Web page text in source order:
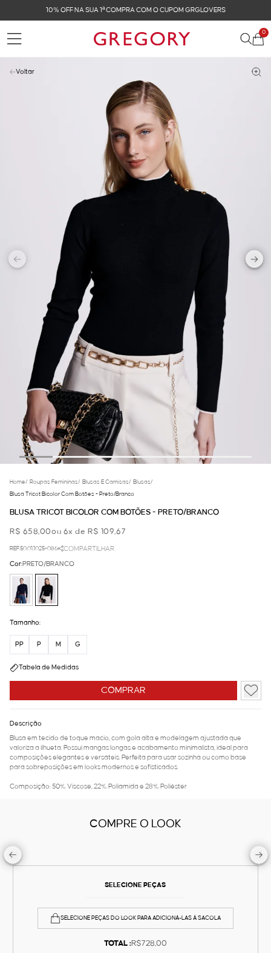
10% OFF NA SUA 1ª COMPRA COM O CUPOM GRGLOVERS
0
Voltar
Home/ Roupas Femininas/ Blusas E Camisas/ Blusas/
Blusa Tricot Bicolor Com Botões - Preto/branco
BLUSA TRICOT BICOLOR COM BOTÕES - PRETO/BRANCO
R$ 658,00ou 6x de R$ 109,67
REF.50.01.1025-086 COMPARTILHAR
COMPRAR
Cor:PRETO/BRANCO
Tamanho:
PP P M G
Tabela de Medidas
Descrição
Blusa em tecido de toque macio, com gola alta e modelagem ajustada que
valoriza a ilhueta. Possui mangas longas e acabamento minimalista, ideal para
composições elegantes e versáteis. Perfeita para usar sozinha ou como base
para sobreposições em looks modernos e sofisticados.
Composição: 50% Viscose, 22% Poliamida e 28% Poliéster
COMPRE O LOOK
SELECIONE PEÇAS
SELECIONE PEÇAS DO LOOK PARA ADICIONÁ-LAS À SACOLA
TOTAL :R$728,00